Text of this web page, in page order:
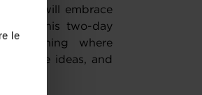
le
will embrace
. This two-day
learning where
ideas, and